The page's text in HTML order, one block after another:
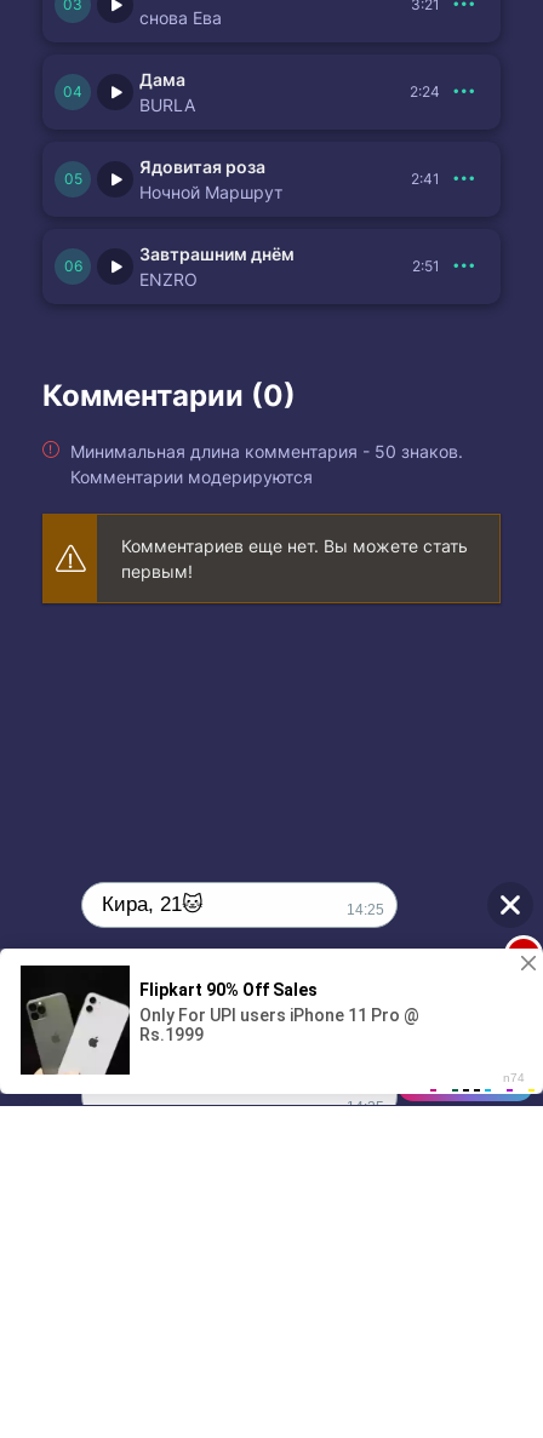
снова Ева
3:21
Дама
BURLA
2:24
Ядовитая роза
Ночной Маршрут
2:41
Завтрашним днём
ENZRO
2:51
Комментарии (0)
Минимальная длина комментария - 50 знаков.
Комментарии модерируются
Комментариев еще нет. Вы можете стать
первым!
01/07
00:00
Кира, 21🐱 14:25
Поиграешь со мной? 💖🐾
1